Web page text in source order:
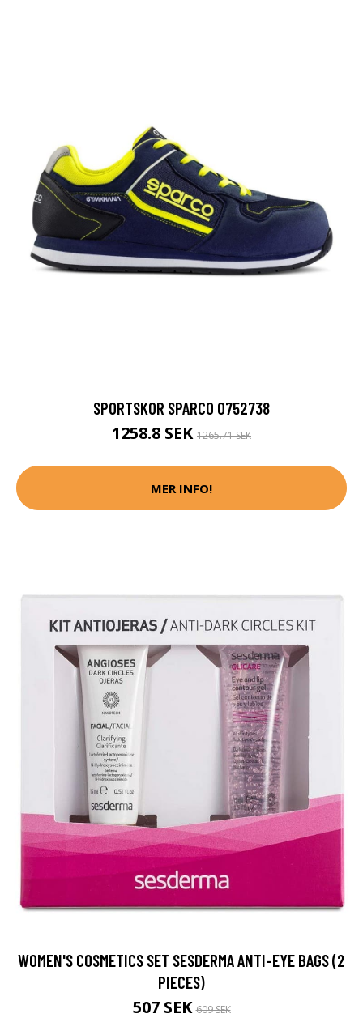
SPORTSKOR SPARCO 0752738
1258.8 SEK 1265.71 SEK
MER INFO!
WOMEN'S COSMETICS SET SESDERMA ANTI-EYE BAGS (2
PIECES)
507 SEK609 SEK